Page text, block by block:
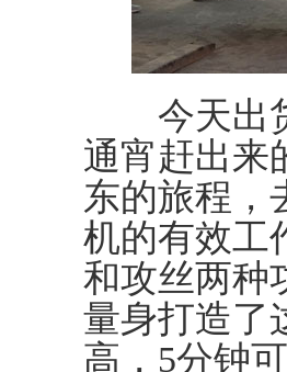
今天出货
通宵赶出来
东的旅程，
机的有效工
和攻丝两种
量身打造了
高，5分钟